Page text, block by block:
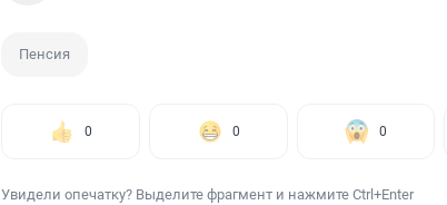
Пенсия
0 0 0
Увидели опечатку? Выделите фрагмент и нажмите Ctrl+Enter